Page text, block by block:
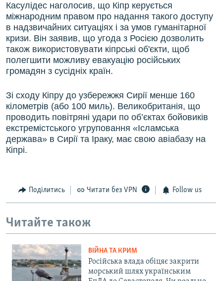
Касулідес наголосив, що Кіпр керується
міжнародним правом про надання такого доступу
в надзвичайних ситуаціях і за умов гуманітарної
кризи. Він заявив, що угода з Росією дозволить
також використовувати кіпрські об'єкти, щоб
полегшити можливу евакуацію російських
громадян з сусідніх країн.
Зі сходу Кіпру до узбережжя Сирії менше 160
кілометрів (або 100 миль). Великобританія, що
проводить повітряні удари по об’єктах бойовиків
екстремістського угруповання «Ісламська
держава» в Сирії та Іраку, має свою авіабазу на
Кіпрі.
Поділитись Читати без VPN Follow us
Читайте також
ВІЙНА ТА КРИМ
Російська влада обіцяє закрити
морський шлях українським